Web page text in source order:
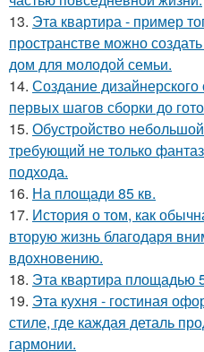
13. Эта квартира - пример
пространстве можно
дом для молодой семьи.
14. Создание
первых шагов сборки до
15. Обустройство
требующий не только
подхода.
16. На площади 85 кв.
17. История о том, как
вторую жизнь благодаря
вдохновению.
18. Эта квартира площадью
19. Эта кухня - гостиная
стиле, где каждая деталь
гармонии.